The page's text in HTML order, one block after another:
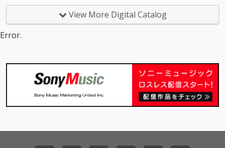
View More Digital Catalog
Error.